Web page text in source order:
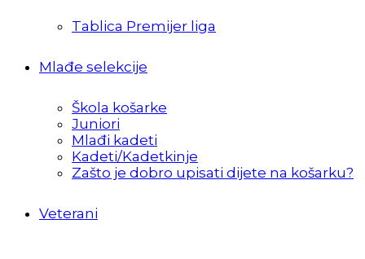
Tablica Premijer liga
Mlađe selekcije
Škola košarke
Juniori
Mlađi kadeti
Kadeti/Kadetkinje
Zašto je dobro upisati dijete na košarku?
Veterani